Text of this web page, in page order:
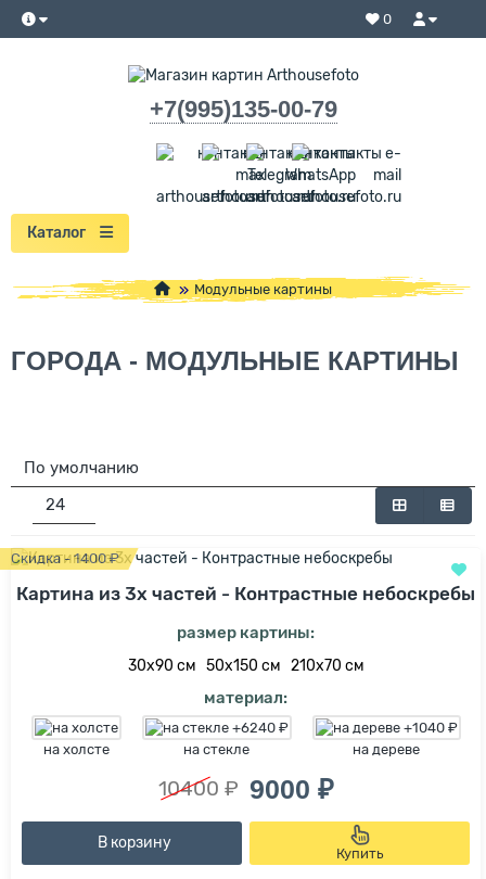
0
+7(995)135-00-79
Каталог
Модульные картины
ГОРОДА - МОДУЛЬНЫЕ КАРТИНЫ
Скидка - 1400 ₽
Картина из 3х частей - Контрастные небоскребы
размер картины:
30х90 см 50х150 см 210х70 см
материал:
на холсте на стекле на дереве
10400 ₽ 9000 ₽
В корзину
Купить